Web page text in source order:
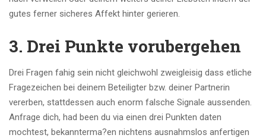
gutes ferner sicheres Affekt hinter gerieren.
3. Drei Punkte vorubergehen
Drei Fragen fahig sein nicht gleichwohl zweigleisig dass etliche
Fragezeichen bei deinem Beteiligter bzw. deiner Partnerin
vererben, stattdessen auch enorm falsche Signale aussenden.
Anfrage dich, had been du via einen drei Punkten daten
mochtest, bekannterma?en nichtens ausnahmslos anfertigen